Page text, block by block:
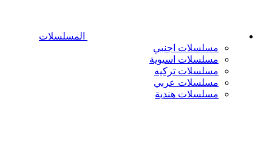
المسلسلات
مسلسلات اجنبي
مسلسلات اسيوية
مسلسلات تركيه
مسلسلات عربي
مسلسلات هندية